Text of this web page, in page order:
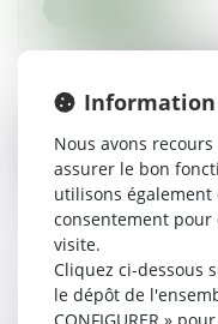
La médiation et
Information
Nous avons
assurer le bon
utilisons également
consentement
visite.
Cliquez ci-dessous
le dépôt de